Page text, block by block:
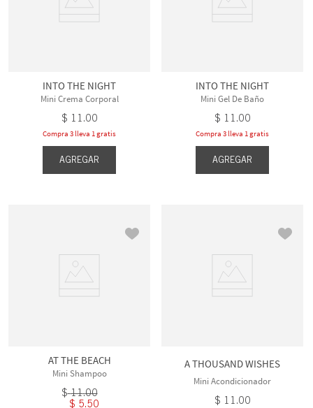
INTO THE NIGHT
Mini Crema Corporal
$ 11 .00
Compra 3 lleva 1 gratis
AGREGAR
INTO THE NIGHT
Mini Gel De Baño
$ 11 .00
Compra 3 lleva 1 gratis
AGREGAR
AT THE BEACH
Mini Shampoo
$ 11.00
$ 5.50
A THOUSAND WISHES
Mini Acondicionador
$ 11 .00